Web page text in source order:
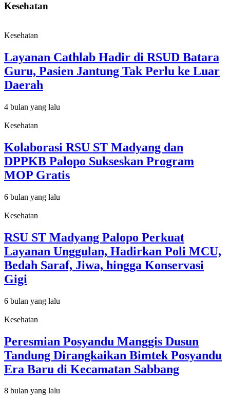
Kesehatan
Kesehatan
Layanan Cathlab Hadir di RSUD Batara
Guru, Pasien Jantung Tak Perlu ke Luar
Daerah
4 bulan yang lalu
Kesehatan
Kolaborasi RSU ST Madyang dan
DPPKB Palopo Sukseskan Program
MOP Gratis
6 bulan yang lalu
Kesehatan
RSU ST Madyang Palopo Perkuat
Layanan Unggulan, Hadirkan Poli MCU,
Bedah Saraf, Jiwa, hingga Konservasi
Gigi
6 bulan yang lalu
Kesehatan
Peresmian Posyandu Manggis Dusun
Tandung Dirangkaikan Bimtek Posyandu
Era Baru di Kecamatan Sabbang
8 bulan yang lalu